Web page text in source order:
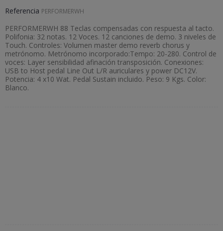
Referencia PERFORMERWH
PERFORMERWH 88 Teclas compensadas con respuesta al tacto.
Polifonia: 32 notas. 12 Voces. 12 canciones de demo. 3 niveles de
Touch. Controles: Volumen master demo reverb chorus y
metrónomo. Metrónomo incorporado:Tempo: 20-280. Control de
voces: Layer sensibilidad afinación transposición. Conexiones:
USB to Host pedal Line Out L/R auriculares y power DC12V.
Potencia: 4 x10 Wat. Pedal Sustain incluido. Peso: 9 Kgs. Color:
Blanco.